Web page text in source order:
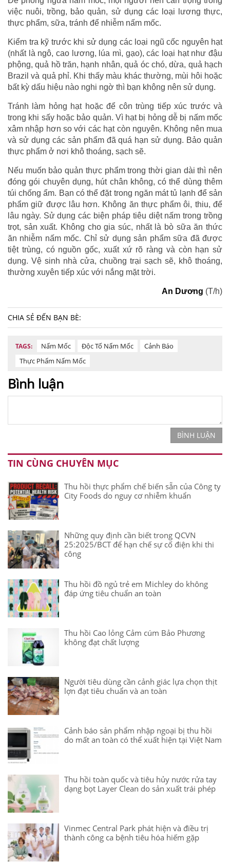
việc nuôi, trồng, bảo quản, sử dụng các loại lương thực,
thực phẩm, sữa, tránh để nhiễm nấm mốc.
Kiểm tra kỹ trước khi sử dụng các loại ngũ cốc nguyên hạt
(nhất là ngô, cao lương, lúa mì, gạo), các loại hạt như đậu
phộng, quả hồ trăn, hạnh nhân, quả óc chó, dừa, quả hạch
Brazil và quả phỉ. Khi thấy màu khác thường, mùi hôi hoặc
bất kỳ dấu hiệu nào nghi ngờ thì bạn không nên sử dụng.
Tránh làm hỏng hạt hoặc để côn trùng tiếp xúc trước và
trong khi sấy hoặc bảo quản. Vì hạt bị hỏng dễ bị nấm mốc
xâm nhập hơn so với các hạt còn nguyên. Không nên mua
và sử dụng các sản phẩm đã quá hạn sử dụng. Bảo quản
thực phẩm ở nơi khô thoáng, sạch sẽ.
Nếu muốn bảo quản thực phẩm trong thời gian dài thì nên
đóng gói chuyên dụng, hút chân không, có thể dùng thêm
túi chống ẩm. Bạn có thể đặt trong ngăn mát tủ lạnh để sản
phẩm giữ được lâu hơn. Không ăn thực phẩm ôi, thiu, để
lâu ngày. Sử dụng các biện pháp tiêu diệt nấm trong trồng
trọt, sản xuất. Không cho gia súc, nhất là bò sữa ăn thức
ăn nhiễm nấm mốc. Chỉ sử dụng sản phẩm sữa đã được
tiệt trùng, có nguồn gốc, xuất xứ rõ ràng và còn hạn sử
dụng. Vệ sinh nhà cửa, chuồng trại sạch sẽ, khô thoáng,
thường xuyên tiếp xúc với nắng mặt trời.
An Dương (T/h)
CHIA SẺ ĐẾN BẠN BÈ:
TAGS: Nấm Mốc Độc Tố Nấm Mốc
Cảnh Báo
Thực Phẩm Nấm Mốc
Bình luận
BÌNH LUẬN
TIN CÙNG CHUYÊN MỤC
Thu hồi thực phẩm chế biến sẵn của Công ty
City Foods do nguy cơ nhiễm khuẩn
Những quy định cần biết trong QCVN
25:2025/BCT để hạn chế sự cố điện khi thi
công
Thu hồi đồ ngủ trẻ em Michley do không
đáp ứng tiêu chuẩn an toàn
Thu hồi Cao lỏng Cảm cúm Bảo Phương
không đạt chất lượng
Người tiêu dùng cần cảnh giác lựa chọn thịt
lợn đạt tiêu chuẩn và an toàn
Cảnh báo sản phẩm nhập ngoại bị thu hồi
do mất an toàn có thể xuất hiện tại Việt Nam
Thu hồi toàn quốc và tiêu hủy nước rửa tay
dạng bọt Layer Clean do sản xuất trái phép
Vinmec Central Park phát hiện và điều trị
thành công ca bệnh tiêu hóa hiếm gặp